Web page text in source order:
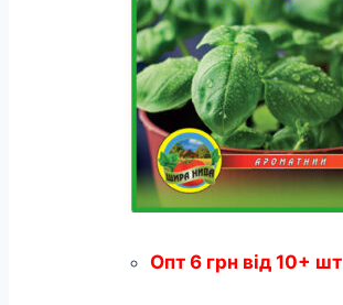
Опт 6 грн від 10+ шт